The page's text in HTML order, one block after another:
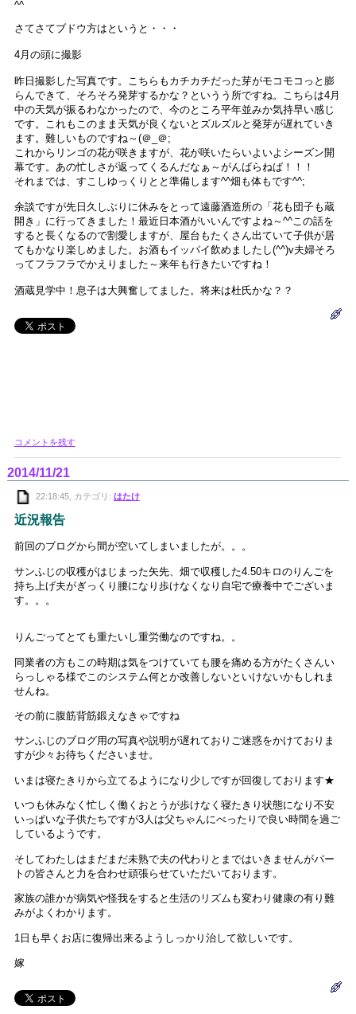
^^
さてさてブドウ方はというと・・・
4月の頭に撮影
昨日撮影した写真です。こちらもカチカチだった芽がモコモコっと膨
らんできて、そろそろ発芽するかな？というう所ですね。こちらは4月
中の天気が振るわなかったので、今のところ平年並みか気持早い感じ
です。これもこのまま天気が良くないとズルズルと発芽が遅れていき
ます。難しいものですね～(＠_＠;
これからリンゴの花が咲きますが、花が咲いたらいよいよシーズン開
幕です。あの忙しさが返ってくるんだなぁ～がんばらねば！！！
それまでは、すこしゆっくりとと準備します^^畑も体もです^^;
余談ですが先日久しぶりに休みをとって遠藤酒造所の「花も団子も蔵
開き」に行ってきました！最近日本酒がいいんですよね～^^この話を
すると長くなるので割愛しますが、屋台もたくさん出ていて子供が居
てもかなり楽しめました。お酒もイッパイ飲めましたし(^^)v夫婦そろ
ってフラフラでかえりました～来年も行きたいですね！
酒蔵見学中！息子は大興奮してました。将来は杜氏かな？？
コメントを残す
2014/11/21
22:18:45, カテゴリ: はたけ
近況報告
前回のブログから間が空いてしまいましたが。。。
サンふじの収穫がはじまった矢先、畑で収穫した4.50キロのりんごを
持ち上げ夫がぎっくり腰になり歩けなくなり自宅で療養中でございま
す。。。
りんごってとても重たいし重労働なのですね。。
同業者の方もこの時期は気をつけていても腰を痛める方がたくさんい
らっしゃる様でこのシステム何とか改善しないといけないかもしれま
せんね。
その前に腹筋背筋鍛えなきゃですね
サンふじのブログ用の写真や説明が遅れておりご迷惑をかけておりま
すが少々お待ちくださいませ。
いまは寝たきりから立てるようになり少しですが回復しております★
いつも休みなく忙しく働くおとうが歩けなく寝たきり状態になり不安
いっぱいな子供たちですが3人は父ちゃんにべったりで良い時間を過ご
しているようです。
そしてわたしはまだまだ未熟で夫の代わりとまではいきませんがパー
トの皆さんと力を合わせ頑張らせていただいております。
家族の誰かが病気や怪我をすると生活のリズムも変わり健康の有り難
みがよくわかります。
1日も早くお店に復帰出来るようしっかり治して欲しいです。
嫁